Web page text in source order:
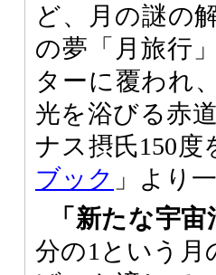
ど、月の謎の
の夢「月旅行
ターに覆われ
光を浴びる赤
ナス摂氏150度
ブック 」より
「新たな宇
分の1という月